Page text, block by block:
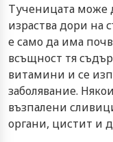
Тученицата може
израства дори на
е само да има
всъщност тя
витамини и се
заболявание.
възпалени
органи, цистит и